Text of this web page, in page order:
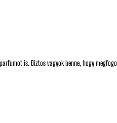
is. Biztos vagyok benne, hogy